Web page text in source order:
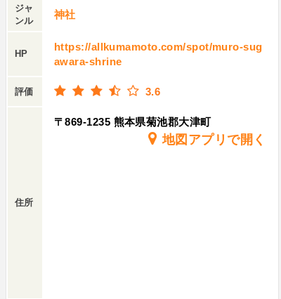
ジャ
ンル
神社
HP
https://allkumamoto.com/spot/muro-sug
awara-shrine
評価 3.6
住所
〒869-1235 熊本県菊池郡大津町
地図アプリで開く